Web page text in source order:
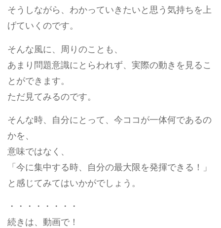
そうしながら、わかっていきたいと思う気持ちを上
げていくのです。
そんな風に、周りのことも、
あまり問題意識にとらわれず、実際の動きを見るこ
とができます。
ただ見てみるのです。
そんな時、自分にとって、今ココが一体何であるの
かを、
意味ではなく、
「今に集中する時、自分の最大限を発揮できる！」
と感じてみてはいかがでしょう。
・・・・・・・・
続きは、動画で！